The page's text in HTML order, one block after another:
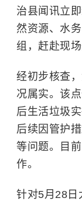
治县闻讯立
然资源、水
组，赶赴现
经初步核查
况属实。该
后生活垃圾
后续因管护
等问题。目
作。
针对5月28日